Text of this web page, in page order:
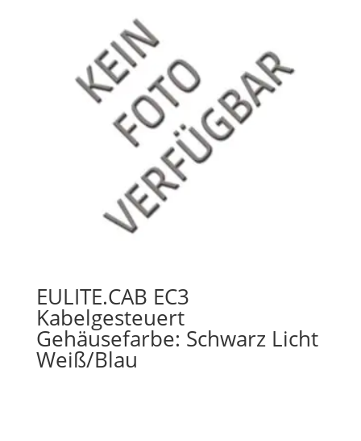
EULITE.CAB EC3
Kabelgesteuert
Gehäusefarbe: Schwarz Licht
Weiß/Blau